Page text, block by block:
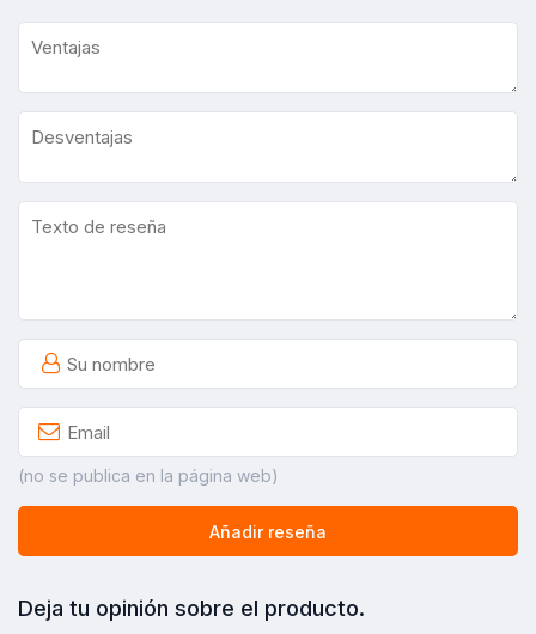
(no se publica en la página web)
Añadir reseña
Deja tu opinión sobre el producto.